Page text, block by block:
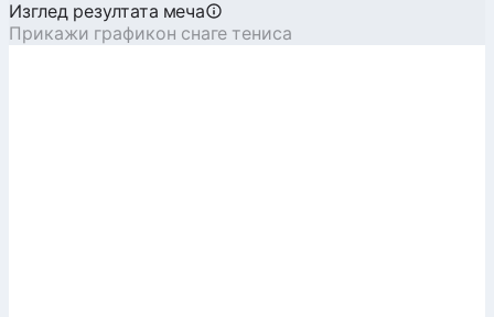
Изглед резултата меча
Прикажи графикон снаге тениса